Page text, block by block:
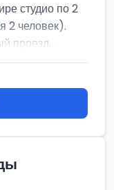
студио по 2
2 человек).
проезд...